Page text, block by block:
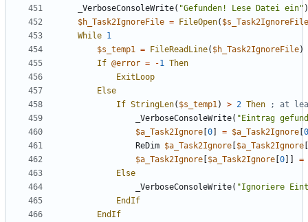
_VerboseConsoleWrite( "Gefunden! Lese Datei ein" )
$h_Task2IgnoreFile = FileOpen( $s_Task2IgnoreFile
While 1
$s_temp1
= FileReadLine( $h_Task2IgnoreFile)
If @error = -1
Then
ExitLoop
Else
If StringLen( $s_temp1 ) > 2 Then
_VerboseConsoleWrite( "Eintrag
$a_Task2Ignore [0] = $a_Task2Ignore [0
ReDim $a_Task2Ignore [$a_Task2Ignore [
$a_Task2Ignore [$a_Task2Ignore [0]]
=
Else
_VerboseConsoleWrite( "Ignoriere
EndIf
EndIf